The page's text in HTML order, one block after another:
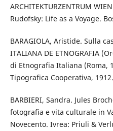
ARCHITEKTURZENTRUM
Rudofsky: Life as a Voyage.
BARAGIOLA, Aristide. Sulla
ITALIANA DE ETNOGRAFIA
di Etnografia Italiana (Roma,
Tipografica Cooperativa,
BARBIERI, Sandra. Jules
fotografia e vita culturale in
Novecento. Ivrea: Priuli &